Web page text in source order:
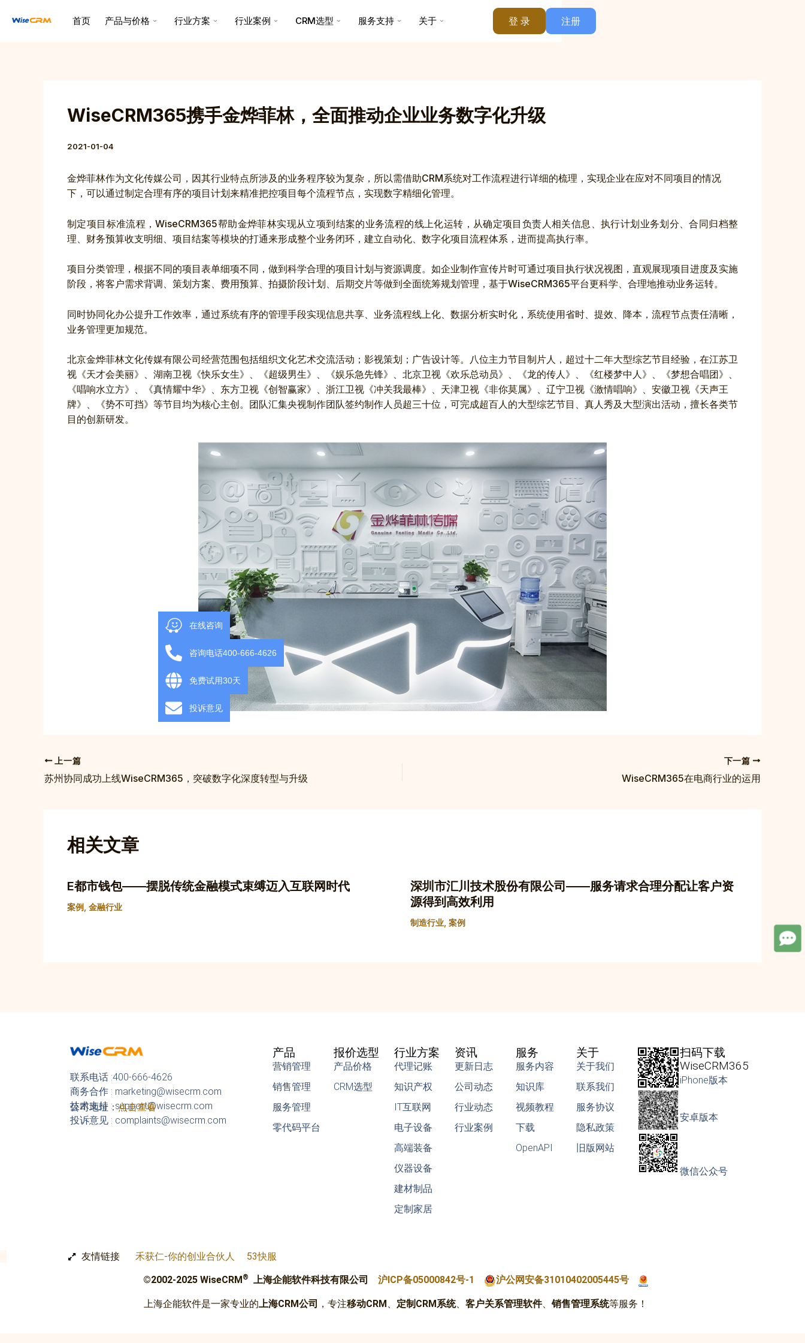
首页 产品与价格 行业方案 行业案例 CRM选型 服务支持 关于 注册
登 录
WiseCRM365携手金烨菲林，全面推动企业业务数字化升级
2021-01-04
金烨菲林作为文化传媒公司，因其行业特点所涉及的业务程序较为复杂，所以需借助CRM系统对工作流程进行详细的梳理，实现企业在应对不同项目的情况
下，可以通过制定合理有序的项目计划来精准把控项目每个流程节点，实现数字精细化管理。
制定项目标准流程，WiseCRM365帮助金烨菲林实现从立项到结案的业务流程的线上化运转，从确定项目负责人相关信息、执行计划业务划分、合同归档整
理、财务预算收支明细、项目结案等模块的打通来形成整个业务闭环，建立自动化、数字化项目流程体系，进而提高执行率。
项目分类管理，根据不同的项目表单细项不同，做到科学合理的项目计划与资源调度。如企业制作宣传片时可通过项目执行状况视图，直观展现项目进度及实施
阶段，将客户需求背调、策划方案、费用预算、拍摄阶段计划、后期交片等做到全面统筹规划管理，基于WiseCRM365平台更科学、合理地推动业务运转。
同时协同化办公提升工作效率，通过系统有序的管理手段实现信息共享、业务流程线上化、数据分析实时化，系统使用省时、提效、降本，流程节点责任清晰，
业务管理更加规范。
北京金烨菲林文化传媒有限公司经营范围包括组织文化艺术交流活动；影视策划；广告设计等。八位主力节目制片人，超过十二年大型综艺节目经验，在江苏卫
视《天才会美丽》、湖南卫视《快乐女生》、《超级男生》、《娱乐急先锋》、北京卫视《欢乐总动员》、《龙的传人》、《红楼梦中人》、《梦想合唱团》、
《唱响水立方》、《真情耀中华》、东方卫视《创智赢家》、浙江卫视《冲关我最棒》、天津卫视《非你莫属》、辽宁卫视《激情唱响》、安徽卫视《天声王
牌》、《势不可挡》等节目均为核心主创。团队汇集央视制作团队签约制作人员超三十位，可完成超百人的大型综艺节目、真人秀及大型演出活动，擅长各类节
目的创新研发。
navigation
上一篇
苏州协同成功上线WiseCRM365，突破数字化深度转型与升级
下一篇
WiseCRM365在电商行业的运用
相关文章
E都市钱包——摆脱传统金融模式束缚迈入互联网时代
案例 金融行业
深圳市汇川技术股份有限公司——服务请求合理分配让客户资
源得到高效利用
制造行业, 案例
联系电话 :400-666-4626
商务合作 : marketing@wisecrm.com
技术支持 : support@wisecrm.com
投诉意见 : complaints@wisecrm.com
公司地址：点击查看
产品
营销管理
销售管理
服务管理
零代码平台
报价选型
产品价格
CRM选型
行业方案
代理记账
知识产权
IT互联网
电子设备
高端装备
仪器设备
建材制品
定制家居
资讯
更新日志
公司动态
行业动态
行业案例
服务
服务内容
知识库
视频教程
下载
OpenAPI
关于
关于我们
联系我们
服务协议
隐私政策
旧版网站
扫码下载
WiseCRM365
iPhone版本
安卓版本
微信公众号
友情链接 禾获仁-你的创业合伙人 53快服
©2002-2025 WiseCRM ® 上海企能软件科技有限公司沪ICP备05000842号-1 沪公网安备31010402005445号
上海企能软件是一家专业的上海CRM公司 ，专注移动CRM、 定制CRM系统、客户关系管理软件、销售管理系统等服务！
在线咨询
咨询电话400-666-4626
免费试用30天
投诉意见